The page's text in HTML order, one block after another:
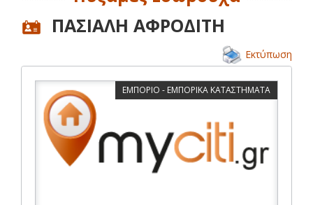
ΠΑΣΙΑΛΗ ΑΦΡΟΔΙΤΗ
Εκτύπωση
ΕΜΠΟΡΙΟ - ΕΜΠΟΡΙΚΑ ΚΑΤΑΣΤΗΜΑΤΑ